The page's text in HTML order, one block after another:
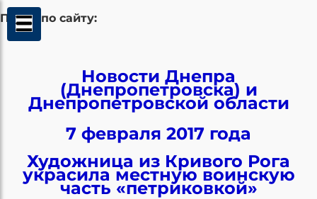
Поиск по сайту:
Новости Днепра
(Днепропетровска) и
Днепропетровской области
7 февраля 2017 года
Художница из Кривого Рога
украсила местную воинскую
часть «петриковкой»